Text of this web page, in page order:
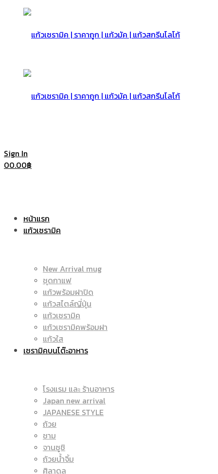
|
แก้ว
ราคา
แก้ว
Sign In
00.00฿
หน้าแรก
แก้วเซรามิค
New Arrival mug
ชุดกาแฟ
แก้วพร้อมฝาปิด
แก้วสไตล์ญี่ปุ่น
แก้วเซรามิค
แก้วเซรามิคพร้อมฝา
แก้วใส
เซรามิคบนโต๊ะอาหาร
โรงแรม และ ร้านอาหาร
Japan new arrival
JAPANESE STYLE
ถ้วย
ชาม
จานซูชิ
ถ้วยน้ำจิ้ม
ศิลาดล